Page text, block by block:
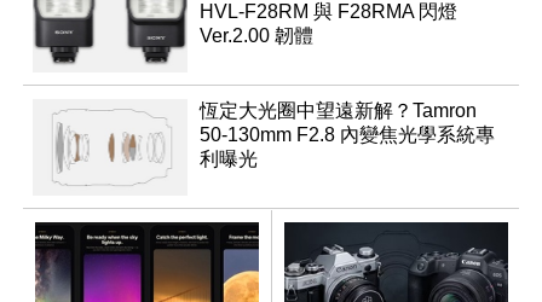
HVL-F28RM 與 F28RMA 閃燈
Ver.2.00 韌體
恆定大光圈中望遠新解？Tamron
50-130mm F2.8 內變焦光學系統專
利曝光